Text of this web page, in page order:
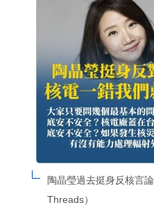
陶晶瑩過去挺身反核言
Threads）